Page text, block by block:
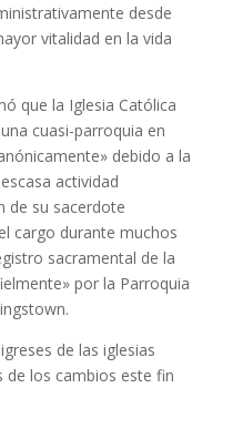
desde
vitalidad en la vida
que la Iglesia Católica
cuasi-parroquia en
debido a la
actividad
de su sacerdote
cargo durante muchos
sacramental de la
por la Parroquia
de las iglesias
los cambios este fin